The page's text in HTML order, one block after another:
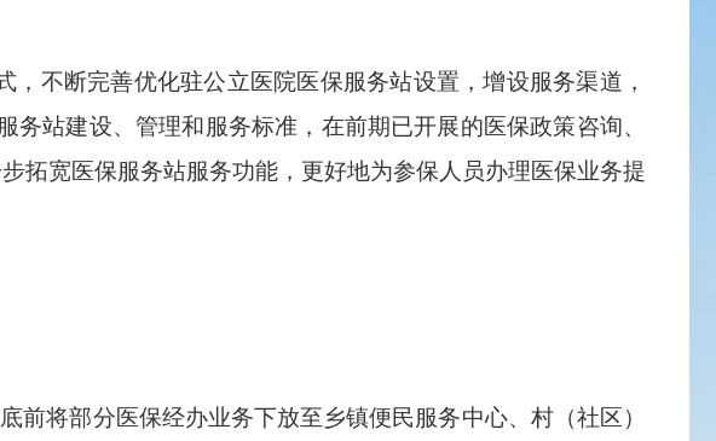
不断完善优化驻公立医院医保服务站设置，增设服务渠道，
站建设、管理和服务标准，在前期已开展的医保政策咨询、
拓宽医保服务站服务功能，更好地为参保人员办理医保业务提
将部分医保经办业务下放至乡镇便民服务中心、村（社区）